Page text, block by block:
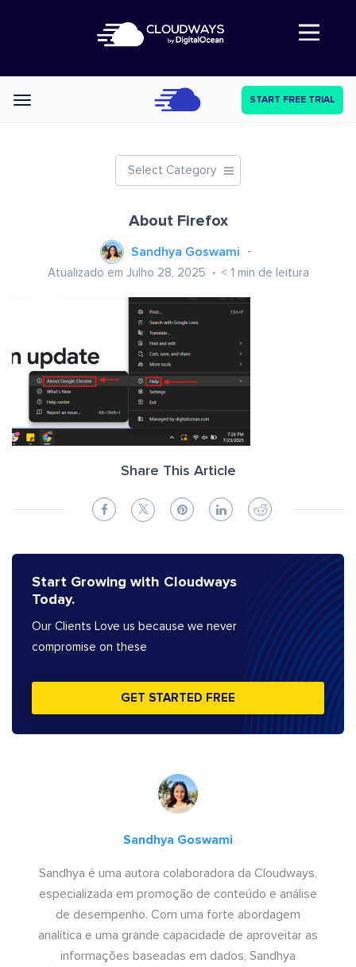
Abre a navegação
Categories START FREE TRIAL
Select Category
About Firefox
Sandhya Goswami
Atualizado em Julho 28, 2025 < 1 min de leitura
Share This Article
Start Growing with Cloudways
Today.
Our Clients Love us because we never
compromise on these
GET STARTED FREE
Sandhya Goswami
Sandhya é uma autora colaboradora da Cloudways,
especializada em promoção de conteúdo e análise
de desempenho. Com uma forte abordagem
analítica e uma grande capacidade de aproveitar as
informações baseadas em dados, Sandhya